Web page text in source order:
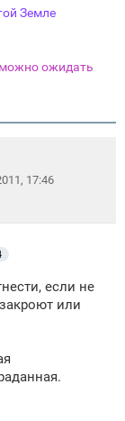
Земле
можно ожидать
17:46
если не
или